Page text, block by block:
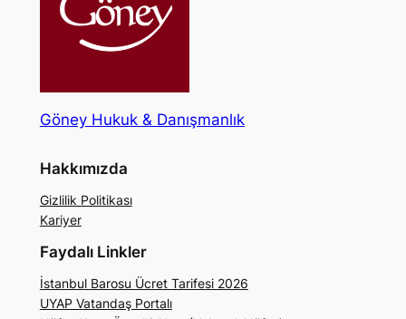
Göney Hukuk & Danışmanlık
Hakkımızda
Gizlilik Politikası
Kariyer
Faydalı Linkler
İstanbul Barosu Ücret Tarifesi 2026
UYAP Vatandaş Portalı